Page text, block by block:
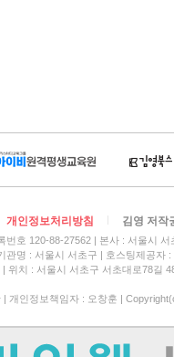
개인정보처리방침 김영 저작
번호 120-88-27562
본사 : 서울시
관명 : 서울시 서초구
호스팅제공자
위치 : 서울시 서초구 서초대로78길
| 개인정보책임자 : 오창훈 |